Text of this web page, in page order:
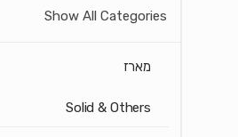
Show All Categories
מארז
Solid & Others